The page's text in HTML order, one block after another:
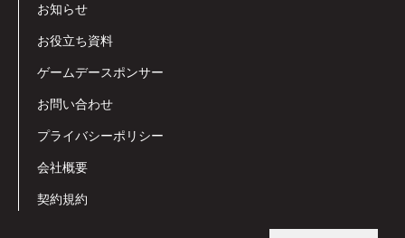
お知らせ
お役立ち資料
ゲームデースポンサー
お問い合わせ
プライバシーポリシー
会社概要
契約規約